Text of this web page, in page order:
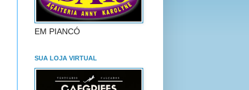
EM PIANCÓ
SUA LOJA VIRTUAL